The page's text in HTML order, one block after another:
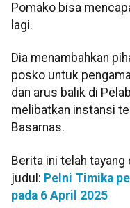
Pomako bisa
lagi.
Dia menambahkan
posko untuk
dan arus balik di
melibatkan instansi
Basarnas.
Berita ini telah
judul: Pelni Timika
pada 6 April 2025